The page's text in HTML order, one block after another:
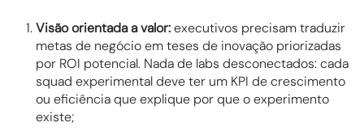
Visão orientada a valor:executivos precisam traduzir
metas de negócio em teses de inovação priorizadas
por ROI potencial. Nada de labs desconectados: cada
squad experimental deve ter um KPI de crescimento
ou eficiência que explique por que o experimento
existe;